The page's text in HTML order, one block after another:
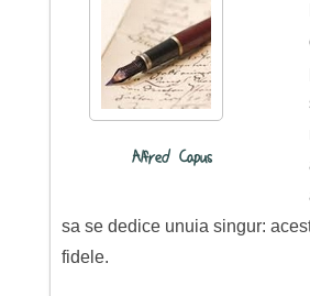
Alfred Capus
sa se dedice unuia singur:
fidele.